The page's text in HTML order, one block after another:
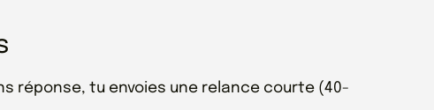
réponse, tu envoies une relance courte (40-